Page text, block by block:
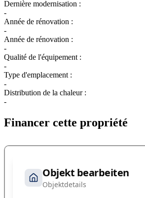
Dernière modernisation :
-
Année de rénovation :
-
Année de rénovation :
-
Qualité de l'équipement :
-
Type d'emplacement :
-
Distribution de la chaleur :
-
Financer cette propriété